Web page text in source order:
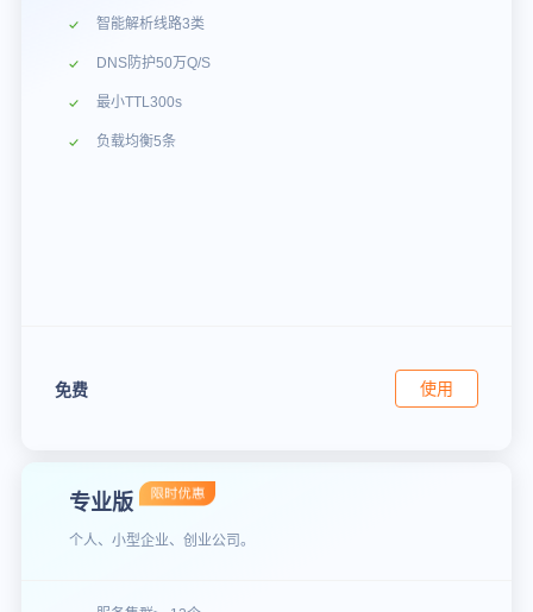
智能解析线路3类
DNS防护50万Q/S
最小TTL300s
负载均衡5条
免费 使用
专业版
个人、小型企业、创业公司。